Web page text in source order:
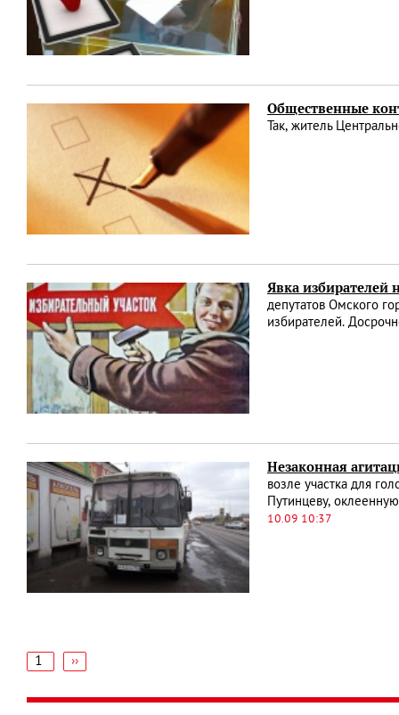
Общественные
Так, житель
Явка избирателей
депутатов Омского
избирателей.
Незаконная
возле участка для
Путинцеву,
10.09 10:37
страниц
1
Следующая
››